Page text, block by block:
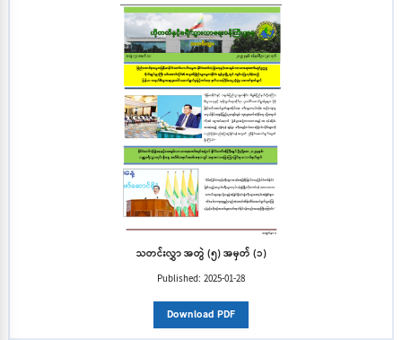
သတင်းလွှာ အတွဲ (၅) အမှတ် (၁)
Published: 2025-01-28
Download PDF